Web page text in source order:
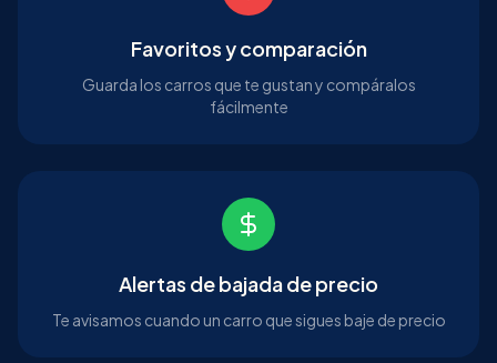
Favoritos y comparación
Guarda los carros que te gustan y compáralos
fácilmente
Alertas de bajada de precio
Te avisamos cuando un carro que sigues baje de precio